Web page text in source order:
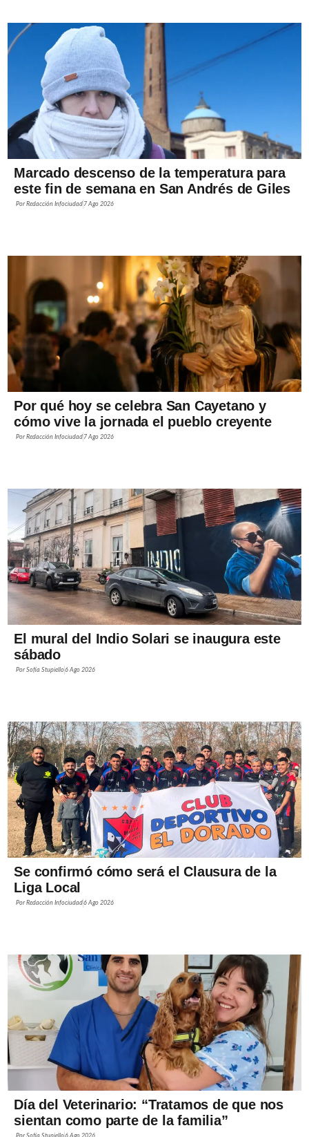
Marcado descenso de la temperatura para
este fin de semana en San Andrés de Giles
PorRedacción Infociudad 7 Ago 2026
Por qué hoy se celebra San Cayetano y
cómo vive la jornada el pueblo creyente
PorRedacción Infociudad 7 Ago 2026
El mural del Indio Solari se inaugura este
sábado
PorSofía Stupiello6 Ago 2026
Se confirmó cómo será el Clausura de la
Liga Local
PorRedacción Infociudad6 Ago 2026
Día del Veterinario: “Tratamos de que nos
sientan como parte de la familia”